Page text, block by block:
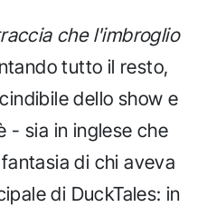
che l'imbroglio
tutto il resto,
dello show e
- sia in inglese che
di chi aveva
di DuckTales: in